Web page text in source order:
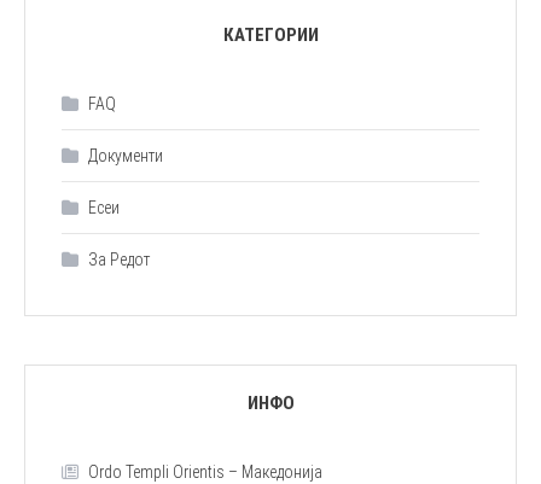
КАТЕГОРИИ
FAQ
Документи
Есеи
За Редот
ИНФО
Ordo Templi Orientis – Македонија